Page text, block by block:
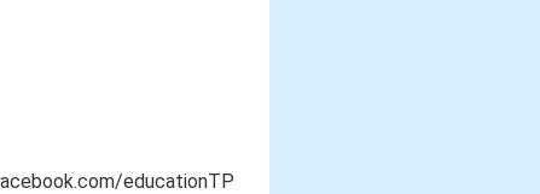
educationTP